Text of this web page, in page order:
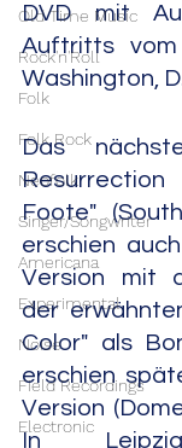
Old Time Music
Rock'n'Roll
Folk
Folk Rock
Neofolk
Singer/Songwriter
Americana
Experimental
Noise
Field Recordings
Electronic
DVD mit
Auftritts
Washington,
Das
Foote"
erschien
Version mit
der
Color" als
erschien
Version
In